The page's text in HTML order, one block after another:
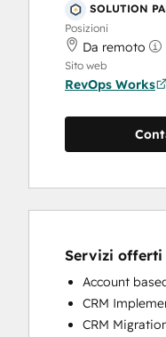
SOLUTION
Posizioni
Da remoto
Sito web
RevOps Works
Servizi offerti
Account
CRM
CRM